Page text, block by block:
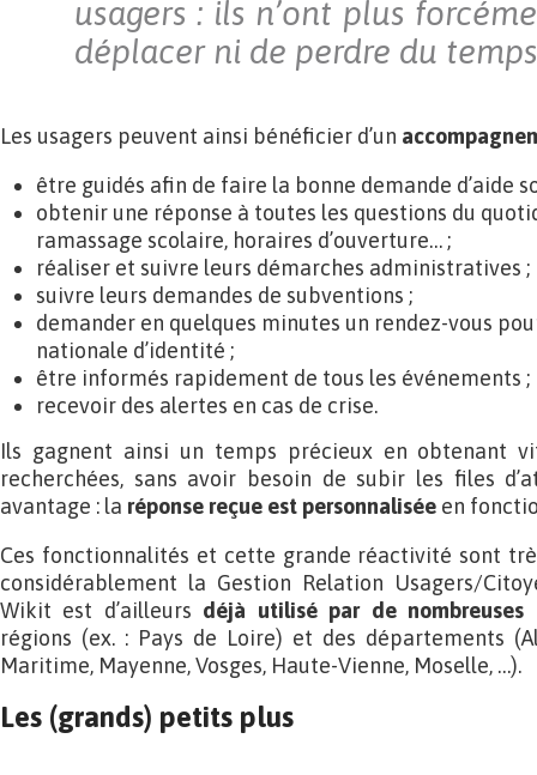
usagers : ils n’ont plus
déplacer ni de perdre du
Les usagers peuvent ainsi bénéficier d’un
être guidés afin de faire la bonne demande d’aide
obtenir une réponse à toutes les questions du
ramassage scolaire, horaires d’ouverture… ;
réaliser et suivre leurs démarches administratives ;
suivre leurs demandes de subventions ;
demander en quelques minutes un rendez-vous
nationale d’identité ;
être informés rapidement de tous les événements ;
recevoir des alertes en cas de crise.
Ils gagnent ainsi un temps précieux en obtenant
recherchées, sans avoir besoin de subir les files
avantage : la réponse reçue est personnalisée en
Ces fonctionnalités et cette grande réactivité sont
considérablement la Gestion Relation Usagers/
Wikit est d’ailleurs déjà utilisé par de nombreuses
régions (ex. : Pays de Loire) et des départements
Maritime, Mayenne, Vosges, Haute-Vienne, Moselle, …).
Les (grands) petits plus